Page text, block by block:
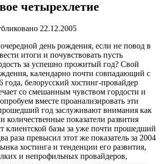
четырехлетие
22.12.2005
день рождения, если не повод в
итоги и почувствовать пусть
за успешно прожитый год? Свой
календарно почти совпадающий с
года, белорусский хостинг-провайдер
со смешанным чувством гордости и
вместе проанализировать эти
год заслуживают внимания как
количественные показатели развития
клиентской базы за уже почти прошедший
раза превысил этот же показатель за 2004
хостинга и тенденции его развития,
и непрофильных провайдеров,